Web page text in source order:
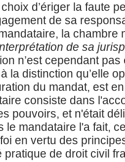
d’ériger la faute
de sa
la chambre
de sa
n’est cependant
la distinction qu’elle
du mandat, est
consiste dans
pouvoirs, et n'était
le mandataire l'a fait,
en vertu des
pratique de droit civil